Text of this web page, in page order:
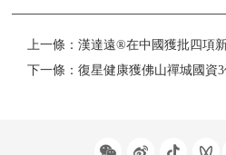
上一條：漢達遠®在中國獲批四項
下一條：復星健康獲佛山禪城國資